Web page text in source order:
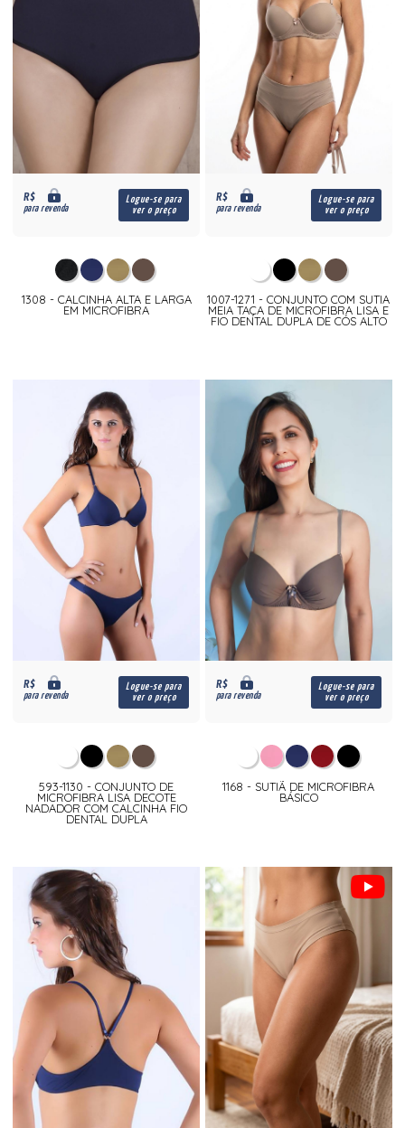
R$
para revenda
Logue-se para
ver o preço
1308 - CALCINHA ALTA E LARGA
EM MICROFIBRA
R$
para revenda
Logue-se para
ver o preço
1007-1271 - CONJUNTO COM SUTIA
MEIA TAÇA DE MICROFIBRA LISA E
FIO DENTAL DUPLA DE CÓS ALTO
R$
para revenda
Logue-se para
ver o preço
593-1130 - CONJUNTO DE
MICROFIBRA LISA DECOTE
NADADOR COM CALCINHA FIO
DENTAL DUPLA
R$
para revenda
Logue-se para
ver o preço
1168 - SUTIÃ DE MICROFIBRA
BÁSICO